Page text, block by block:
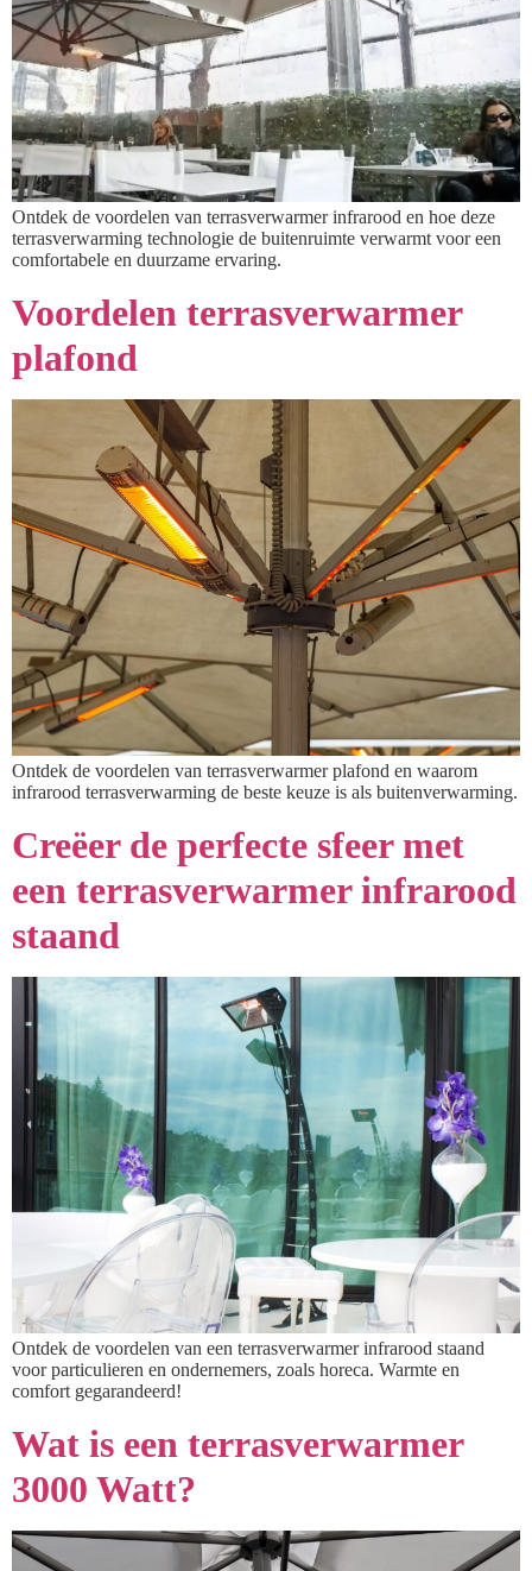
Ontdek de voordelen van terrasverwarmer infrarood en hoe deze
terrasverwarming technologie de buitenruimte verwarmt voor een
comfortabele en duurzame ervaring.
Voordelen terrasverwarmer
plafond
Ontdek de voordelen van terrasverwarmer plafond en waarom
infrarood terrasverwarming de beste keuze is als buitenverwarming.
Creëer de perfecte sfeer met
een terrasverwarmer infrarood
staand
Ontdek de voordelen van een terrasverwarmer infrarood staand
voor particulieren en ondernemers, zoals horeca. Warmte en
comfort gegarandeerd!
Wat is een terrasverwarmer
3000 Watt?